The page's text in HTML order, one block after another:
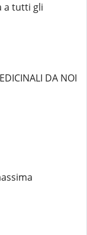
a tutti gli
DA NOI